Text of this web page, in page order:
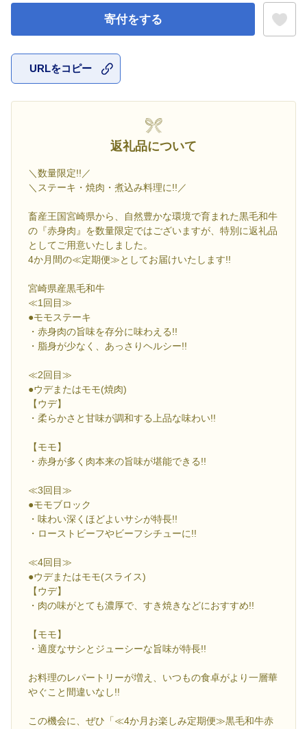
寄付をする
URLをコピー
返礼品について
＼数量限定!!／
＼ステーキ・焼肉・煮込み料理に!!／
畜産王国宮崎県から、自然豊かな環境で育まれた黒毛和牛
の『赤身肉』を数量限定ではございますが、特別に返礼品
としてご用意いたしました。
4か月間の≪定期便≫としてお届けいたします!!
宮崎県産黒毛和牛
≪1回目≫
●モモステーキ
・赤身肉の旨味を存分に味わえる!!
・脂身が少なく、あっさりヘルシー!!
≪2回目≫
●ウデまたはモモ(焼肉)
【ウデ】
・柔らかさと甘味が調和する上品な味わい!!
【モモ】
・赤身が多く肉本来の旨味が堪能できる!!
≪3回目≫
●モモブロック
・味わい深くほどよいサシが特長!!
・ローストビーフやビーフシチューに!!
≪4回目≫
●ウデまたはモモ(スライス)
【ウデ】
・肉の味がとても濃厚で、すき焼きなどにおすすめ!!
【モモ】
・適度なサシとジューシーな旨味が特長!!
お料理のレパートリーが増え、いつもの食卓がより一層華
やぐこと間違いなし!!
この機会に、ぜひ「≪4か月お楽しみ定期便≫黒毛和牛赤